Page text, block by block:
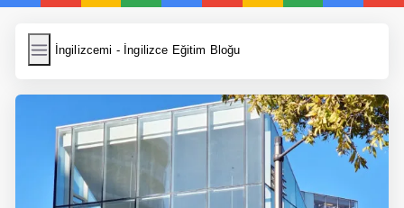
İngilizcemi - İngilizce Eğitim Bloğu
İngilizcemi
Resim Yükle
Wordpress Cache
Anasayfa